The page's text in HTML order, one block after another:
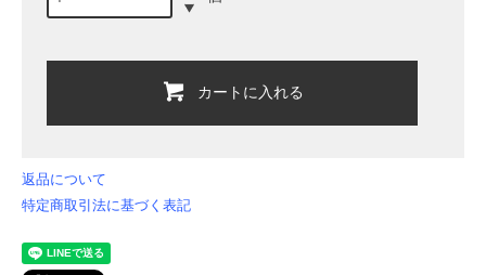
カートに入れる
返品について
特定商取引法に基づく表記